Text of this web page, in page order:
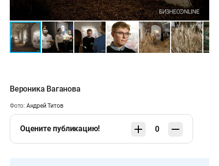
Вероника Ваганова
Фото: Андрей Титов
Оцените публикацию! 0